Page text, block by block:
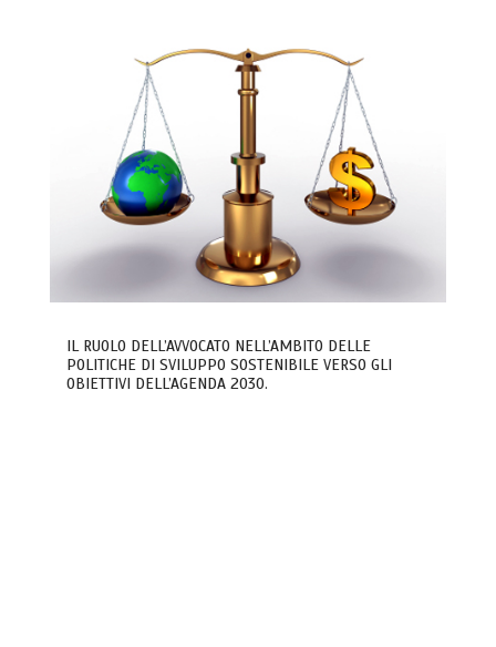
IL RUOLO DELL’AVVOCATO NELL’AMBITO DELLE
POLITICHE DI SVILUPPO SOSTENIBILE VERSO GLI
OBIETTIVI DELL’AGENDA 2030.